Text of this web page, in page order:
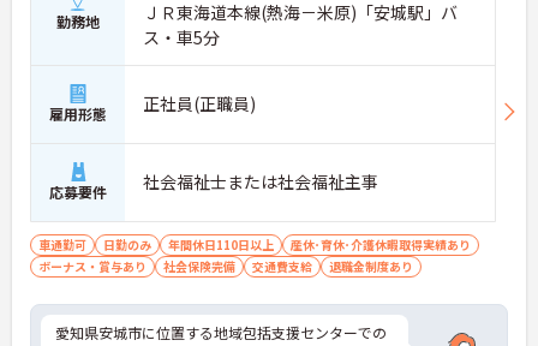
勤務地
ＪＲ東海道本線(熱海－米原)「安城駅」バ
ス・車5分
雇用形態 正社員(正職員)
応募要件 社会福祉士または社会福祉主事
車通勤可 日勤のみ 年間休日110日以上
産休･育休･介護休暇取得実績あり
ボーナス・賞与あり
社会保険完備 交通費支給 退職金制度あり
愛知県安城市に位置する地域包括支援センターでの